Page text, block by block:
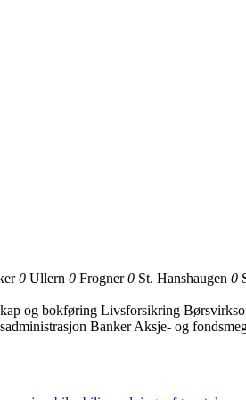
0 Ullern 0 Frogner0 St. Hanshaugen 0
og bokføring Livsforsikring
BankerAksje- og